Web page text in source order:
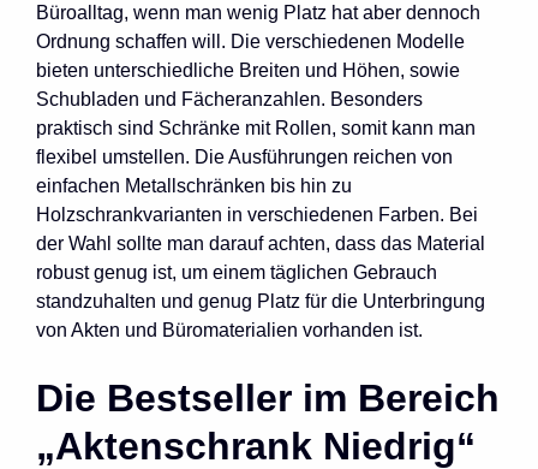
Büroalltag, wenn man wenig Platz hat aber dennoch
Ordnung schaffen will. Die verschiedenen Modelle
bieten unterschiedliche Breiten und Höhen, sowie
Schubladen und Fächeranzahlen. Besonders
praktisch sind Schränke mit Rollen, somit kann man
flexibel umstellen. Die Ausführungen reichen von
einfachen Metallschränken bis hin zu
Holzschrankvarianten in verschiedenen Farben. Bei
der Wahl sollte man darauf achten, dass das Material
robust genug ist, um einem täglichen Gebrauch
standzuhalten und genug Platz für die Unterbringung
von Akten und Büromaterialien vorhanden ist.
Die Bestseller im Bereich
„Aktenschrank Niedrig“